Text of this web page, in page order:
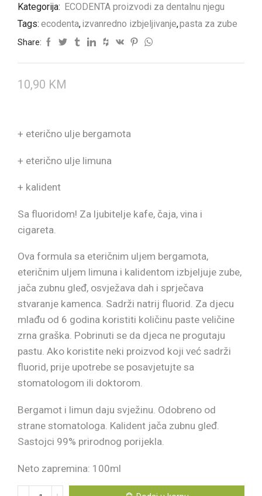
Kategorija: ECODENTA proizvodi za dentalnu njegu
Tags: ecodenta,izvanredno izbjeljivanje,pasta za zube
Share:
10,90 KM
+ eterično ulje bergamota
+ eterično ulje limuna
+ kalident
Sa fluoridom! Za ljubitelje kafe, čaja, vina i
cigareta.
Ova formula sa eteričnim uljem bergamota,
eteričnim uljem limuna i kalidentom izbjeljuje zube,
jača zubnu gleđ, osvježava dah i sprječava
stvaranje kamenca. Sadrži natrij fluorid. Za djecu
mlađu od 6 godina koristiti količinu paste veličine
zrna graška. Pobrinuti se da djeca ne progutaju
pastu. Ako koristite neki proizvod koji već sadrži
fluorid, prije upotrebe se posavjetujte sa
stomatologom ili doktorom.
Bergamot i limun daju svježinu. Odobreno od
strane stomatologa. Kalident jača zubnu gleđ.
Sastojci 99% prirodnog porijekla.
Neto zapremina: 100ml